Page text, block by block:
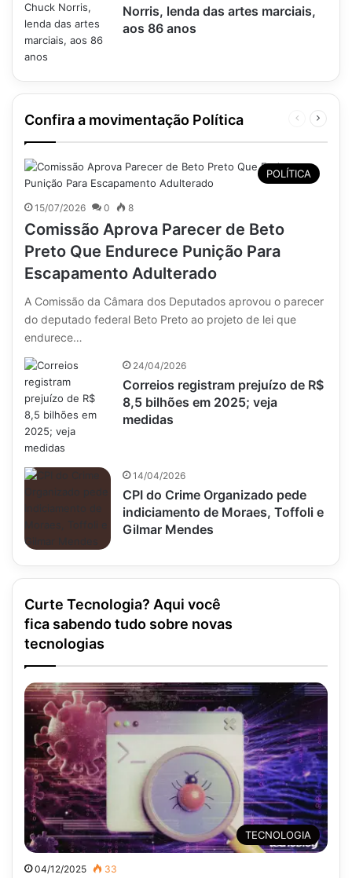
Norris, lenda das artes marciais,
aos 86 anos
Confira a movimentação Política
Página
POLÍTICA
15/07/2026 0 8
Comissão Aprova Parecer de Beto
Preto Que Endurece Punição Para
Escapamento Adulterado
A Comissão da Câmara dos Deputados aprovou o parecer
do deputado federal Beto Preto ao projeto de lei que
endurece…
24/04/2026
Correios registram prejuízo de R$
8,5 bilhões em 2025; veja
medidas
14/04/2026
CPI do Crime Organizado pede
indiciamento de Moraes, Toffoli e
Gilmar Mendes
Curte Tecnologia? Aqui você
fica sabendo tudo sobre novas
tecnologias
TECNOLOGIA
04/12/2025 33